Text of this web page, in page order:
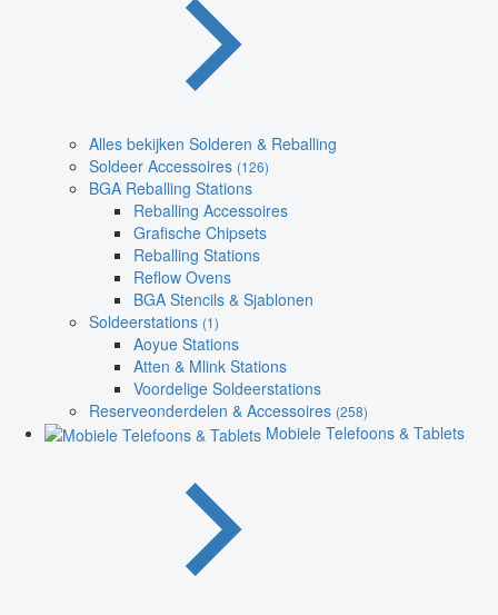
Alles bekijken Solderen & Reballing
Soldeer Accessoires (126)
BGA Reballing Stations
Reballing Accessoires
Grafische Chipsets
Reballing Stations
Reflow Ovens
BGA Stencils & Sjablonen
Soldeerstations (1)
Aoyue Stations
Atten & Mlink Stations
Voordelige Soldeerstations
Reserveonderdelen & Accessoires (258)
Mobiele Telefoons & Tablets